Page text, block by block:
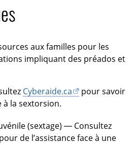
aux familles pour les
impliquant des préados et
Cyberaide.ca
pour savoir
à la sextorsion.
(sextage) — Consultez
pour de l’assistance face à une